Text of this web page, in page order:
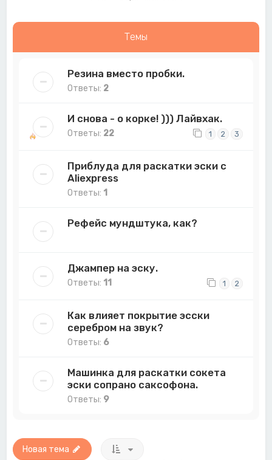
Темы
Резина вместо пробки.
Ответы: 2
И снова - о корке! ))) Лайвхак.
Ответы: 22 1 2 3
Приблуда для раскатки эски с
Aliexpress
Ответы: 1
Рефейс мундштука, как?
Джампер на эску.
Ответы: 11 1 2
Как влияет покрытие эсски
серебром на звук?
Ответы: 6
Машинка для раскатки сокета
эски сопрано саксофона.
Ответы: 9
Новая тема